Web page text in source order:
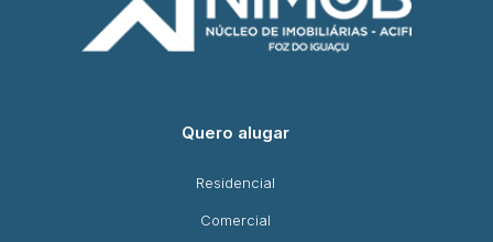
Quero alugar
Residencial
Comercial